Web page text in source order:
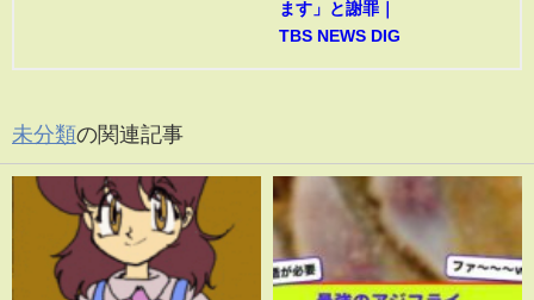
ます」と謝罪｜
TBS NEWS DIG
未分類の関連記事